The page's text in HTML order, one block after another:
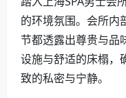
的环境氛围。会所内
节都透露出尊贵与品
设施与舒适的床榻，
致的私密与宁静。